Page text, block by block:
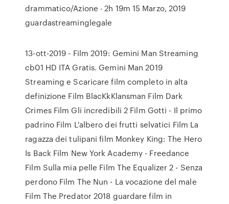
drammatico/Azione ‧ 2h 19m 15 Marzo, 2019
guardastreaminglegale
13-ott-2019 - Film 2019: Gemini Man Streaming
cb01 HD ITA Gratis. Gemini Man 2019
Streaming e Scaricare film completo in alta
definizione Film BlacKkKlansman Film Dark
Crimes Film Gli incredibili 2 Film Gotti - Il primo
padrino Film L'albero dei frutti selvatici Film La
ragazza dei tulipani film Monkey King: The Hero
Is Back Film New York Academy - Freedance
Film Sulla mia pelle Film The Equalizer 2 - Senza
perdono Film The Nun - La vocazione del male
Film The Predator 2018 guardare film in